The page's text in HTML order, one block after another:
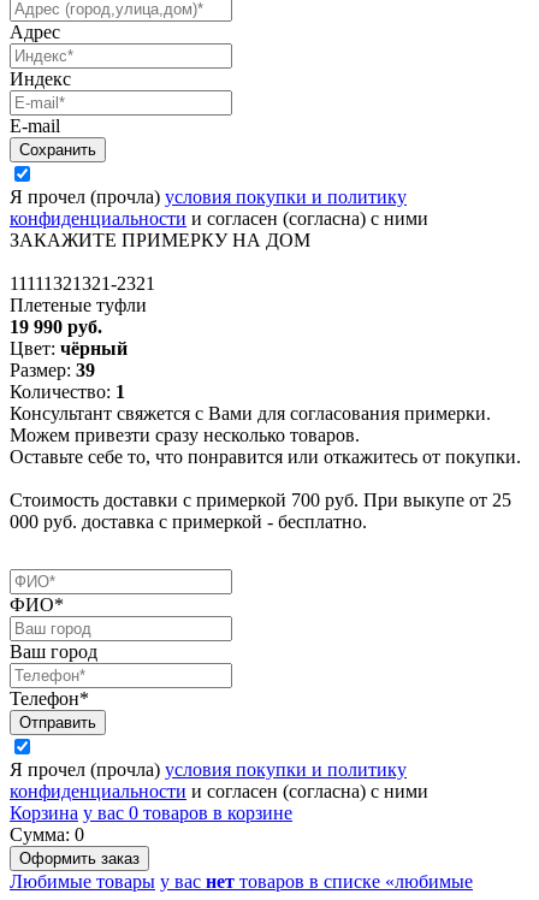
Адрес
Индекс
E-mail
Я прочел (прочла) условия покупки и политику
конфиденциальности и согласен (согласна) с ними
ЗАКАЖИТЕ ПРИМЕРКУ НА ДОМ
11111321321-2321
Плетеные туфли
19 990 руб.
Цвет: чёрный
Размер: 39
Количество: 1
Консультант свяжется с Вами для согласования примерки.
Можем привезти сразу несколько товаров.
Оставьте себе то, что понравится или откажитесь от покупки.
Стоимость доставки с примеркой 700 руб. При выкупе от 25
000 руб. доставка с примеркой - бесплатно.
ФИО*
Ваш город
Телефон*
Я прочел (прочла) условия покупки и политику
конфиденциальности и согласен (согласна) с ними
Корзина у вас 0 товаров в корзине
Сумма: 0
Любимые товары у вас нет товаров в списке «любимые